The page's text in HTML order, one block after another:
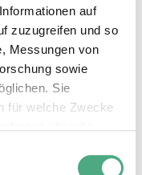
auf
zuzugreifen und so
Messungen von
sowie
Sie
für welche Zwecke
Hütte mit
Hütte | Karl
©